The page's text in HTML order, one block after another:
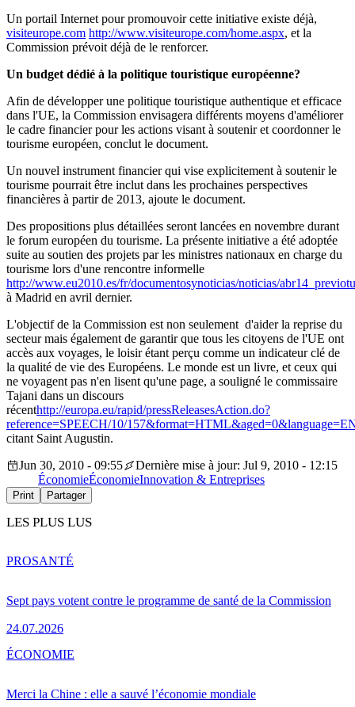
Un portail Internet pour promouvoir cette initiative existe déjà,
visiteurope.com http://www.visiteurope.com/home.aspx, et la
Commission prévoit déjà de le renforcer.
Un budget dédié à la politique touristique européenne?
Afin de développer une politique touristique authentique et efficace
dans l'UE, la Commission envisagera différents moyens d'améliorer
le cadre financier pour les actions visant à soutenir et coordonner le
tourisme européen, conclut le document.
Un nouvel instrument financier qui vise explicitement à soutenir le
tourisme pourrait être inclut dans les prochaines perspectives
financières à partir de 2013, ajoute le document.
Des propositions plus détaillées seront lancées en novembre durant
le forum européen du tourisme. La présente initiative a été adoptée
suite au soutien des projets par les ministres nationaux en charge du
tourisme lors d'une rencontre informelle
http://www.eu2010.es/fr/documentosynoticias/noticias/
à Madrid en avril dernier.
L'objectif de la Commission est non seulement d'aider la reprise du
secteur mais également de garantir que tous les citoyens de l'UE ont
accès aux voyages, le loisir étant perçu comme un indicateur clé de
la qualité de vie des Européens. Le monde est un livre, et ceux qui
ne voyagent pas n'en lisent qu'une page, a souligné le commissaire
Tajani dans un discours
récenthttp://europa.eu/rapid/pressReleasesAction.do?
reference=SPEECH/10/
citant Saint Augustin.
Jun 30, 2010 - 09:55
Dernière mise à jour: Jul 9, 2010 - 12:15
ÉconomieÉconomieInnovation & Entreprises
Print Partager
LES PLUS LUS
Sept pays votent contre le programme de santé de la Commission
24.07.2026
PROSANTÉ
Merci la Chine : elle a sauvé l’économie mondiale
ÉCONOMIE